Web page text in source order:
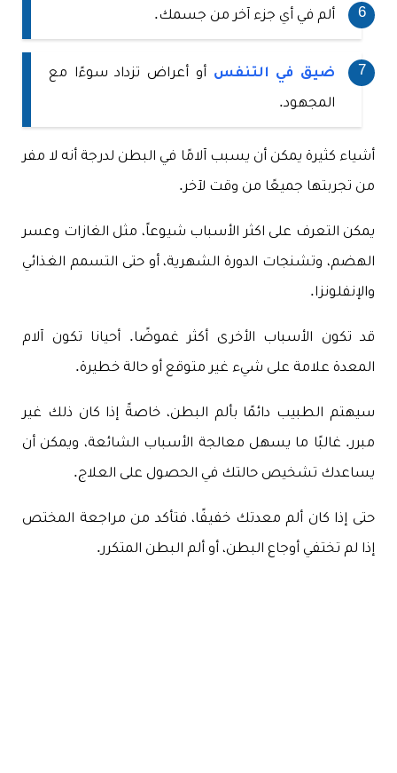
ألم في أي جزء آخر من جسمك.
ضيق في التنفس أو أعراض تزداد سوءًا مع
المجهود.
أشياء كثيرة يمكن أن يسبب آلامًا في البطن لدرجة أنه لا مفر
من تجربتها جميعًا من وقت لآخر.
يمكن التعرف على اكثر الأسباب شيوعاً، مثل الغازات وعسر
الهضم، وتشنجات الدورة الشهرية، أو حتى التسمم الغذائي
والإنفلونزا.
قد تكون الأسباب الأخرى أكثر غموضًا. أحيانا تكون آلام
المعدة علامة على شيء غير متوقع أو حالة خطيرة.
سيهتم الطبيب دائمًا بألم البطن، خاصةً إذا كان ذلك غير
مبرر. غالبًا ما يسهل معالجة الأسباب الشائعة، ويمكن أن
يساعدك تشخيص حالتك في الحصول على العلاج.
حتى إذا كان ألم معدتك خفيفًا، فتأكد من مراجعة المختص
إذا لم تختفي أوجاع البطن، أو ألم البطن المتكرر.